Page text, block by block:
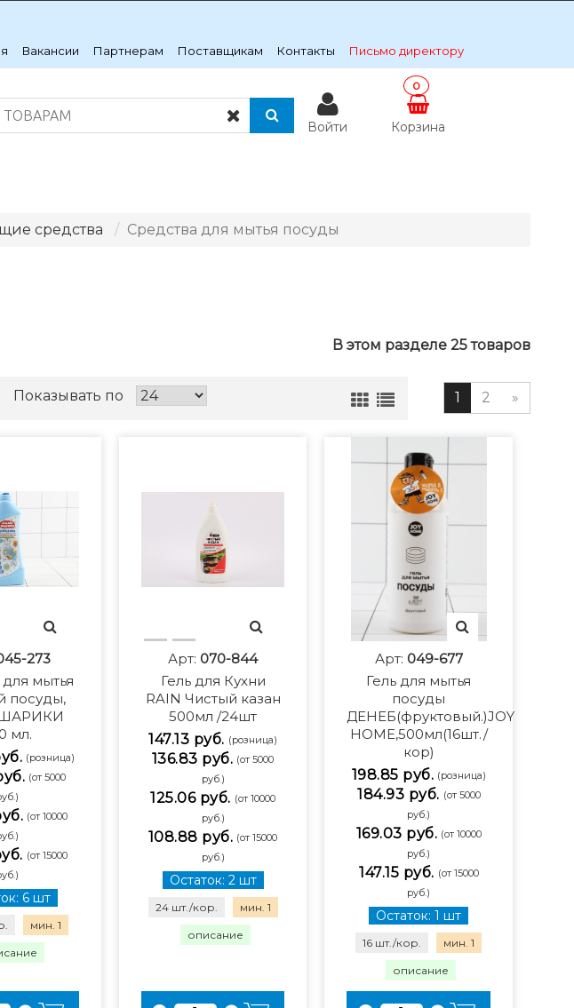
Вакансии Партнерам Поставщикам Контакты Письмо директору
Войти Корзина
0
средства Средства для мытья посуды
В этом разделе 25 товаров
Показывать по 1 2 »
273
мытья
посуды,
мл.
(розница)
(от 5000
(от 10000
(от 15000
6 шт
мин. 1
Арт: 070-844
Гель для Кухни
RAIN Чистый казан
500мл /24шт
147.13 руб. (розница)
136.83 руб. (от 5000
руб.)
125.06 руб. (от 10000
руб.)
108.88 руб. (от 15000
руб.)
Остаток: 2 шт
24 шт./кор. мин. 1
описание
Арт: 049-677
Гель для мытья
посуды
ДЕНЕБ(фруктовый.)JOY
HOME,500мл(16шт./
кор)
198.85 руб. (розница)
184.93 руб. (от 5000
руб.)
169.03 руб. (от 10000
руб.)
147.15 руб. (от 15000
руб.)
Остаток: 1 шт
16 шт./кор. мин. 1
описание